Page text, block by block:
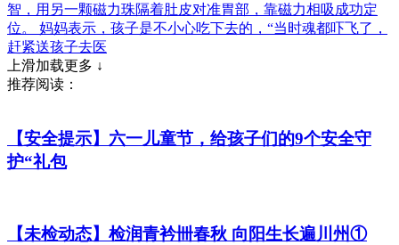
智，用另一颗磁力珠隔着肚皮对准胃部，靠磁力相吸成功定
位。 妈妈表示，孩子是不小心吃下去的，“当时魂都吓飞了，
赶紧送孩子去医
上滑加载更多 ↓
推荐阅读：
【安全提示】六一儿童节，给孩子们的9个安全守
护“礼包
【未检动态】检润青衿卌春秋 向阳生长遍川州①